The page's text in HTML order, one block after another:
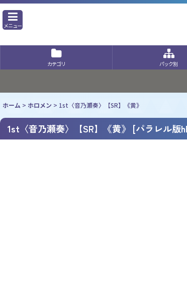
メニュー
カテゴリ パック別
ホーム > ホロメン > 1st〈音乃瀬奏〉【SR】《黄》
1st〈音乃瀬奏〉【SR】《黄》 [パラレル版